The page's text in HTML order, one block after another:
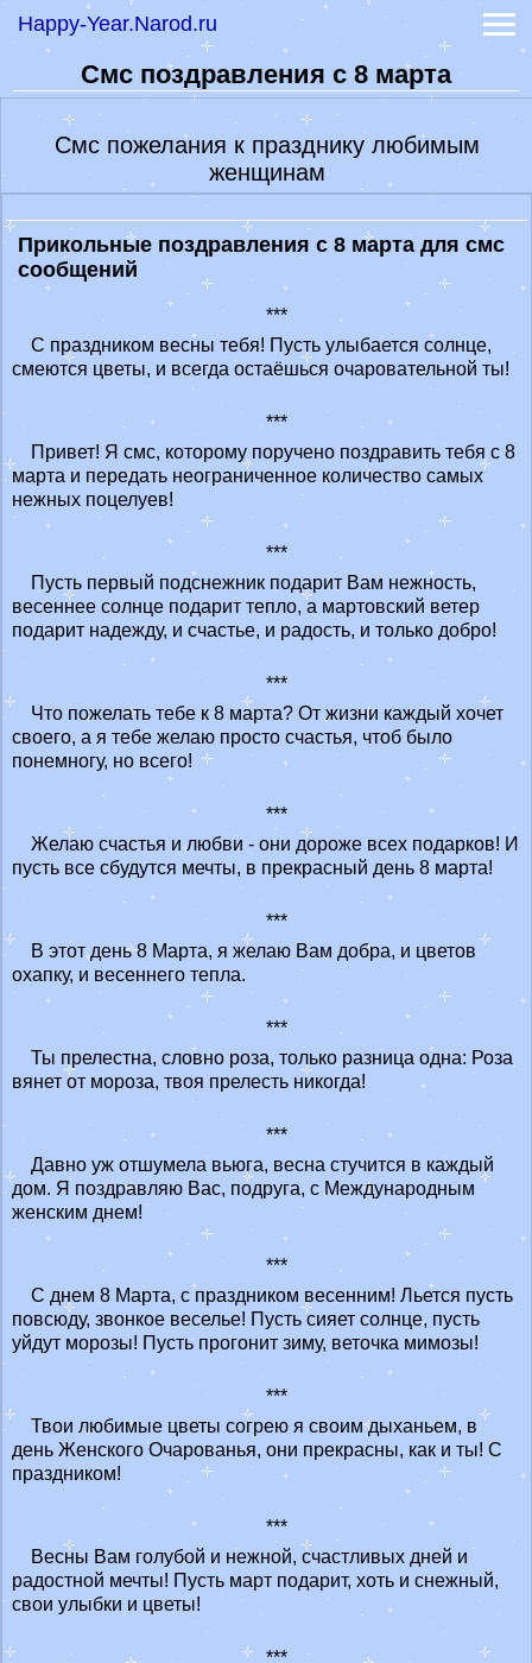
Смс поздравления с 8 марта
Смс пожелания к празднику любимым
женщинам
Прикольные поздравления c 8 марта для смс
сообщений
***
С праздником весны тебя! Пусть улыбается солнце,
смеются цветы, и всегда остаёшься очаровательной ты!
***
Привет! Я смс, которому поручено поздравить тебя с 8
марта и передать неограниченное количество самых
нежных поцелуев!
***
Пусть первый подснежник подарит Вам нежность,
весеннее солнце подарит тепло, а мартовский ветер
подарит надежду, и счастье, и радость, и только добро!
***
Что пожелать тебе к 8 марта? От жизни каждый хочет
своего, а я тебе желаю просто счастья, чтоб было
понемногу, но всего!
***
Желаю счастья и любви - они дороже всех подарков! И
пусть все сбудутся мечты, в прекрасный день 8 марта!
***
В этот день 8 Марта, я желаю Вам добра, и цветов
охапку, и весеннего тепла.
***
Ты прелестна, словно роза, только разница одна: Роза
вянет от мороза, твоя прелесть никогда!
***
Давно уж отшумела вьюга, весна стучится в каждый
дом. Я поздравляю Вас, подруга, с Международным
женским днем!
***
С днем 8 Марта, с праздником весенним! Льется пусть
повсюду, звонкое веселье! Пусть сияет солнце, пусть
уйдут морозы! Пусть прогонит зиму, веточка мимозы!
***
Твои любимые цветы согрею я своим дыханьем, в
день Женского Очарованья, они прекрасны, как и ты! С
праздником!
***
Весны Вам голубой и нежной, счастливых дней и
радостной мечты! Пусть март подарит, хоть и снежный,
свои улыбки и цветы!
***
Happy-Year.Narod.ruПрикольные смс
Гадание онлайн
-Книга судеб
-Книга перемен
Гороскопы
-Гороскоп на сегодня
-
Гороскоп на 2022 год
Значение имени
Обои на заставку